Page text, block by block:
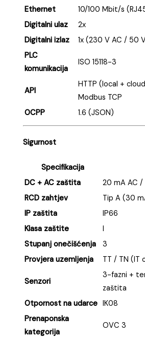
Ethernet
10/100 Mbit/s
Digitalni ulaz
2x
Digitalni izlaz
1x (230 V AC / 50
PLC
komunikacija
ISO 15118-3
API
HTTP (local +
Modbus TCP
OCPP
1.6 (JSON)
Sigurnost
Specifikacija
DC + AC zaštita
20 mA AC /
RCD zahtjev
Tip A (30
IP zaštita
IP66
Klasa zaštite
I
Stupanj onečišćenja
3
Provjera uzemljenja
TT / TN (IT
Senzori
3-fazni +
zaštita
Otpornost na udarce IK08
Prenaponska
kategorija
OVC 3